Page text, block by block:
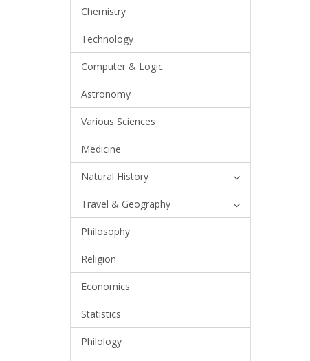
Chemistry
Technology
Computer & Logic
Astronomy
Various Sciences
Medicine
Natural History
Travel & Geography
Philosophy
Religion
Economics
Statistics
Philology